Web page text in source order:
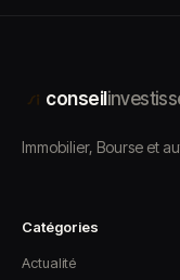
conseil
Immobilier, Bourse et
Catégories
Actualité